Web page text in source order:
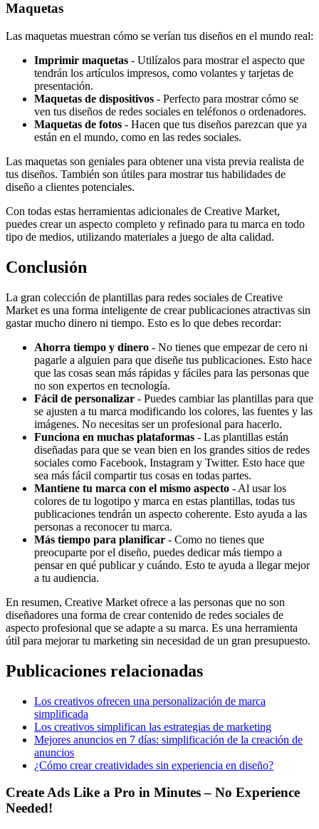
Maquetas
Las maquetas muestran cómo se verían tus diseños en el mundo real:
Imprimir maquetas - Utilízalos para mostrar el aspecto que
tendrán los artículos impresos, como volantes y tarjetas de
presentación.
Maquetas de dispositivos - Perfecto para mostrar cómo se
ven tus diseños de redes sociales en teléfonos o ordenadores.
Maquetas de fotos - Hacen que tus diseños parezcan que ya
están en el mundo, como en las redes sociales.
Las maquetas son geniales para obtener una vista previa realista de
tus diseños. También son útiles para mostrar tus habilidades de
diseño a clientes potenciales.
Con todas estas herramientas adicionales de Creative Market,
puedes crear un aspecto completo y refinado para tu marca en todo
tipo de medios, utilizando materiales a juego de alta calidad.
Conclusión
La gran colección de plantillas para redes sociales de Creative
Market es una forma inteligente de crear publicaciones atractivas sin
gastar mucho dinero ni tiempo. Esto es lo que debes recordar:
Ahorra tiempo y dinero - No tienes que empezar de cero ni
pagarle a alguien para que diseñe tus publicaciones. Esto hace
que las cosas sean más rápidas y fáciles para las personas que
no son expertos en tecnología.
Fácil de personalizar - Puedes cambiar las plantillas para que
se ajusten a tu marca modificando los colores, las fuentes y las
imágenes. No necesitas ser un profesional para hacerlo.
Funciona en muchas plataformas - Las plantillas están
diseñadas para que se vean bien en los grandes sitios de redes
sociales como Facebook, Instagram y Twitter. Esto hace que
sea más fácil compartir tus cosas en todas partes.
Mantiene tu marca con el mismo aspecto - Al usar los
colores de tu logotipo y marca en estas plantillas, todas tus
publicaciones tendrán un aspecto coherente. Esto ayuda a las
personas a reconocer tu marca.
Más tiempo para planificar - Como no tienes que
preocuparte por el diseño, puedes dedicar más tiempo a
pensar en qué publicar y cuándo. Esto te ayuda a llegar mejor
a tu audiencia.
En resumen, Creative Market ofrece a las personas que no son
diseñadores una forma de crear contenido de redes sociales de
aspecto profesional que se adapte a su marca. Es una herramienta
útil para mejorar tu marketing sin necesidad de un gran presupuesto.
Publicaciones relacionadas
Los creativos ofrecen una personalización de marca
simplificada
Los creativos simplifican las estrategias de marketing
Mejores anuncios en 7 días: simplificación de la creación de
anuncios
¿Cómo crear creatividades sin experiencia en diseño?
Create Ads Like a Pro in Minutes – No Experience
Needed!